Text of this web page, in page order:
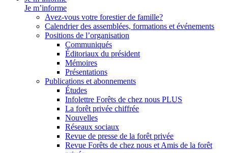
Je m’informe
Avez-vous votre forestier de famille?
Calendrier des assemblées, formations et événements
Positions de l’organisation
Communiqués
Éditoriaux du président
Mémoires
Présentations
Publications et abonnements
Études
Infolettre Forêts de chez nous PLUS
La forêt privée chiffrée
Nouvelles
Réseaux sociaux
Revue de presse de la forêt privée
Revue Forêts de chez nous et Amis de la forêt